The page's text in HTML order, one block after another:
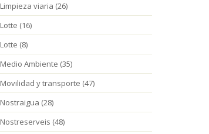
Limpieza viaria (26)
Lotte (16)
Lotte (8)
Medio Ambiente (35)
Movilidad y transporte (47)
Nostraigua (28)
Nostreserveis (48)